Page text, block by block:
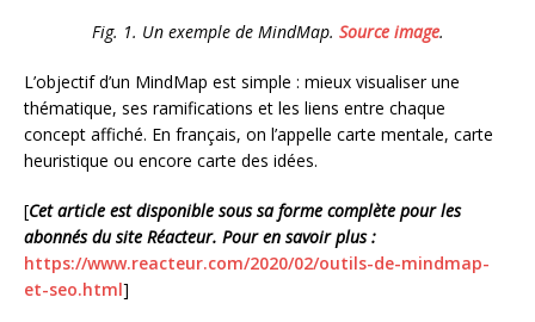
Fig. 1. Un exemple de MindMap. Source image.
L’objectif d’un MindMap est simple : mieux visualiser une
thématique, ses ramifications et les liens entre chaque
concept affiché. En français, on l’appelle carte mentale, carte
heuristique ou encore carte des idées.
[Cet article est disponible sous sa forme complète pour les
abonnés du site Réacteur. Pour en savoir plus :
https://www.reacteur.com/2020/02/outils-de-mindmap-
et-seo.html]